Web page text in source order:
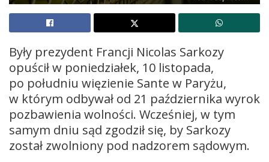
Były prezydent Francji Nicolas Sarkozy
opuścił w poniedziałek, 10 listopada,
po południu więzienie Sante w Paryżu,
w którym odbywał od 21 października wyrok
pozbawienia wolności. Wcześniej, w tym
samym dniu sąd zgodził się, by Sarkozy
został zwolniony pod nadzorem sądowym.